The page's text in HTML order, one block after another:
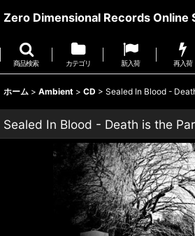
Zero Dimensional Records Online
商品検索 カテゴリ 新入荷 再入荷
ホーム > Ambient > CD > Sealed In Blood -
Sealed In Blood - Death is the